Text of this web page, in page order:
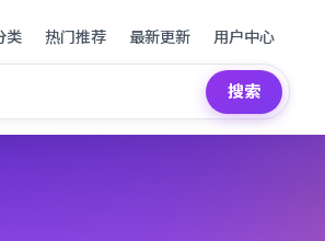
类 热门推荐 最新更新 用户中心
搜索